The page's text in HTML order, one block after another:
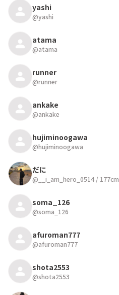
yashi
@yashi
atama
@atama
runner
@runner
ankake
@ankake
hujiminoogawa
@hujiminoogawa
だに
@ __i_am_hero_0514/ 177cm
soma_126
@soma_126
afuroman777
@afuroman777
shota2553
@shota2553